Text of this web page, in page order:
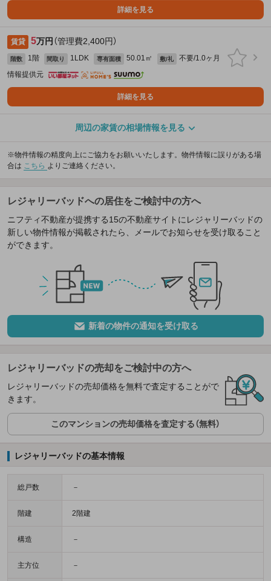
詳細を見る
賃貸 5万円 （管理費2,400円）
階数 1階 間取り 1LDK 専有面積 50.01㎡ 敷/礼
不要/1.0ヶ月
情報提供元
詳細を見る
周辺の家賃の相場情報を見る
※物件情報の精度向上にご協力をお願いいたします。物件情報に誤りがある場
合は こちら よりご連絡ください。
レジャリーバッドへの居住をご検討中の方へ
ニフティ不動産が提携する15の不動産サイトにレジャリーバッドの
新しい物件情報が掲載されたら、メールでお知らせを受け取ること
ができます。
新着の物件の通知を受け取る
レジャリーバッドの売却をご検討中の方へ
レジャリーバッドの売却価格を無料で査定することがで
きます。
このマンションの売却価格を査定する（無料）
レジャリーバッドの基本情報
総戸数 －
階建 2階建
構造 －
主方位 －